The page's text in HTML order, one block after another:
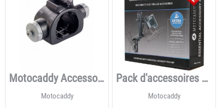
Motocaddy Accessoireblok new
Motocaddy
Pack d'accessoires essentiels
Motocaddy